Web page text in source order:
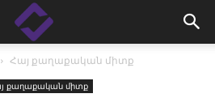
Հայ քաղաքական միտք
քաղաքական միտք